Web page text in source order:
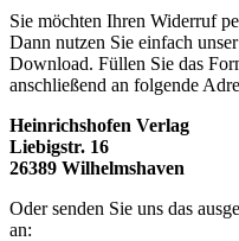
Sie möchten Ihren Widerruf
Dann nutzen Sie einfach
Download. Füllen Sie das
anschließend an folgende
Heinrichshofen Verlag
Liebigstr. 16
26389 Wilhelmshaven
Oder senden Sie uns das
an: